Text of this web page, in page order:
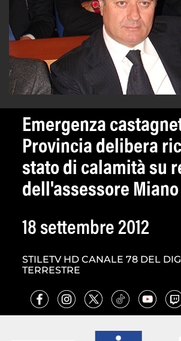
Emergenza
Provincia delibera
stato di calamità su
dell'assessore Miano
18 settembre 2012
STILETV HD CANALE 78 DEL
TERRESTRE